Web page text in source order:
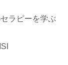
ラピーを学ぶ